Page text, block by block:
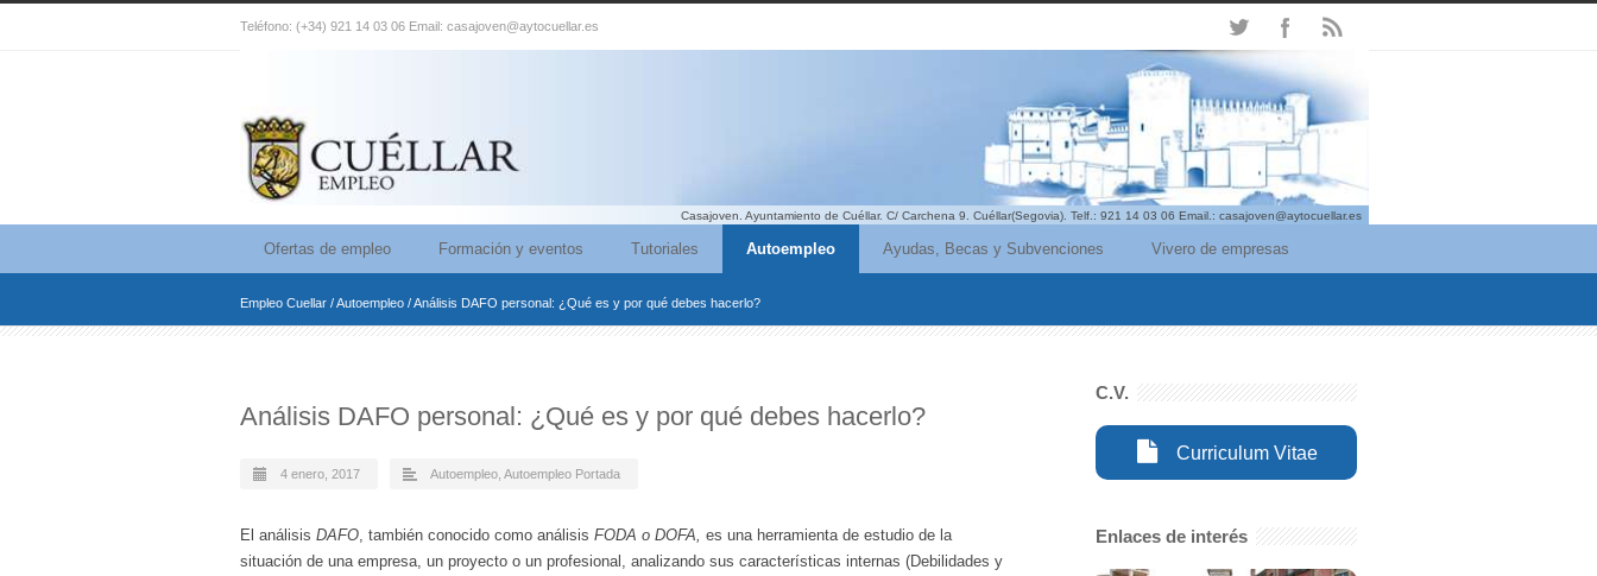
Teléfono: (+34) 921 14 03 06 Email: casajoven@aytocuellar.es
Casajoven. Ayuntamiento de Cuéllar. C/ Carchena 9. Cuéllar(Segovia). Telf.: 921 14 03 06 Email.: casajoven@aytocuellar.es
Ofertas de empleo Formación y eventos Tutoriales Autoempleo Ayudas, Becas y Subvenciones Vivero de empresas
Empleo Cuellar /Autoempleo /Análisis DAFO personal: ¿Qué es y por qué debes hacerlo?
Análisis DAFO personal: ¿Qué es y por qué debes hacerlo?
4 enero, 2017 Autoempleo Autoempleo Portada
El análisis DAFO, también conocido como análisis FODA o DOFA, es una herramienta de estudio de la
situación de una empresa, un proyecto o un profesional, analizando sus características internas (Debilidades y
C.V.
Curriculum Vitae
Enlaces de interés